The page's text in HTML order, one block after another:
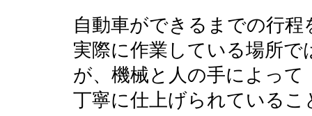
自動車ができるまでの行程
実際に作業している場所で
が、機械と人の手によって
丁寧に仕上げられている